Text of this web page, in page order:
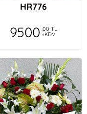
HR776
9500 ,00 TL
+KDV